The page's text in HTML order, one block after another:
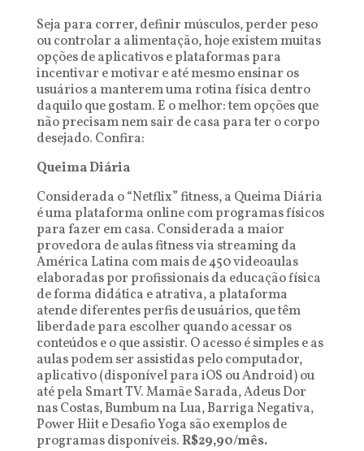
Seja para correr, definir músculos, perder peso
ou controlar a alimentação, hoje existem muitas
opções de aplicativos e plataformas para
incentivar e motivar e até mesmo ensinar os
usuários a manterem uma rotina física dentro
daquilo que gostam. E o melhor: tem opções que
não precisam nem sair de casa para ter o corpo
desejado. Confira:
Queima Diária
Considerada o “Netflix” fitness, a Queima Diária
é uma plataforma online com programas físicos
para fazer em casa. Considerada a maior
provedora de aulas fitness via streaming da
América Latina com mais de 450 videoaulas
elaboradas por profissionais da educação física
de forma didática e atrativa, a plataforma
atende diferentes perfis de usuários, que têm
liberdade para escolher quando acessar os
conteúdos e o que assistir. O acesso é simples e as
aulas podem ser assistidas pelo computador,
aplicativo (disponível para iOS ou Android) ou
até pela Smart TV. Mamãe Sarada, Adeus Dor
nas Costas, Bumbum na Lua, Barriga Negativa,
Power Hiit e Desafio Yoga são exemplos de
programas disponíveis.R$29,90/mês.